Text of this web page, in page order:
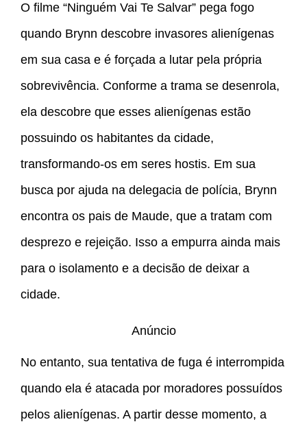
O filme “Ninguém Vai Te Salvar” pega fogo
quando Brynn descobre invasores alienígenas
em sua casa e é forçada a lutar pela própria
sobrevivência. Conforme a trama se desenrola,
ela descobre que esses alienígenas estão
possuindo os habitantes da cidade,
transformando-os em seres hostis. Em sua
busca por ajuda na delegacia de polícia, Brynn
encontra os pais de Maude, que a tratam com
desprezo e rejeição. Isso a empurra ainda mais
para o isolamento e a decisão de deixar a
cidade.
Anúncio
No entanto, sua tentativa de fuga é interrompida
quando ela é atacada por moradores possuídos
pelos alienígenas. A partir desse momento, a